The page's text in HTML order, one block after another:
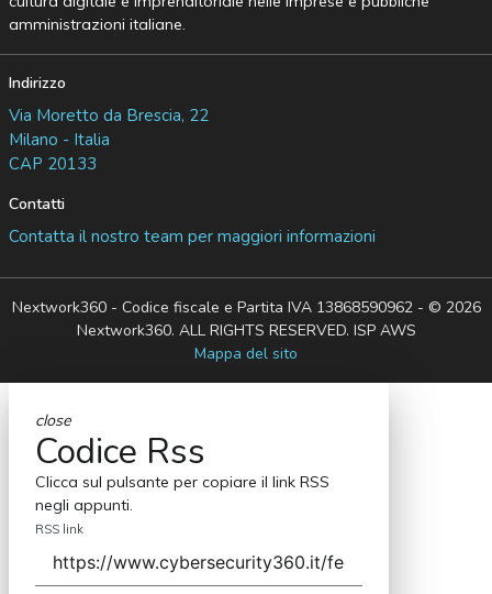
amministrazioni italiane.
Indirizzo
Via Moretto da Brescia, 22
Milano - Italia
CAP 20133
Contatti
Contatta il nostro team per maggiori informazioni
Nextwork360 - Codice fiscale e Partita IVA 13868590962 - © 2026
Nextwork360. ALL RIGHTS RESERVED. ISP AWS
Mappa del sito
close
Codice Rss
Clicca sul pulsante per copiare il link RSS
negli appunti.
RSS link